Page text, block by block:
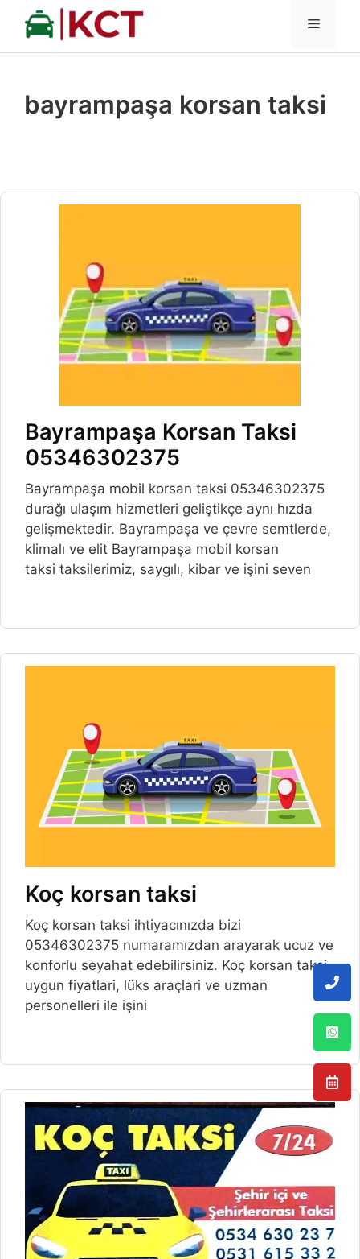
İçeriğe
MENÜ
bayrampaşa korsan taksi
Bayrampaşa Korsan Taksi
05346302375
Bayrampaşa mobil korsan taksi 05346302375
durağı ulaşım hizmetleri geliştikçe aynı hızda
gelişmektedir. Bayrampaşa ve çevre semtlerde,
klimalı ve elit Bayrampaşa mobil korsan
taksi taksilerimiz, saygılı, kibar ve işini seven
Koç korsan taksi
Koç korsan taksi ihtiyacınızda bizi
05346302375 numaramızdan arayarak ucuz ve
konforlu seyahat edebilirsiniz. Koç korsan taksi
uygun fiyatlari, lüks araçlari ve uzman
personelleri ile işini